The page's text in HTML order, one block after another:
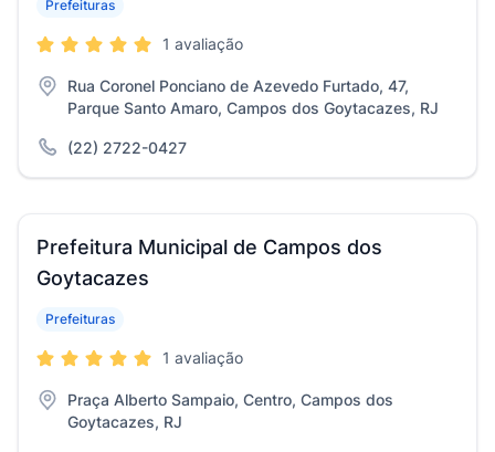
Prefeituras
1 avaliação
Rua Coronel Ponciano de Azevedo Furtado, 47,
Parque Santo Amaro, Campos dos Goytacazes, RJ
(22) 2722-0427
Prefeitura Municipal de Campos dos
Goytacazes
Prefeituras
1 avaliação
Praça Alberto Sampaio, Centro, Campos dos
Goytacazes, RJ